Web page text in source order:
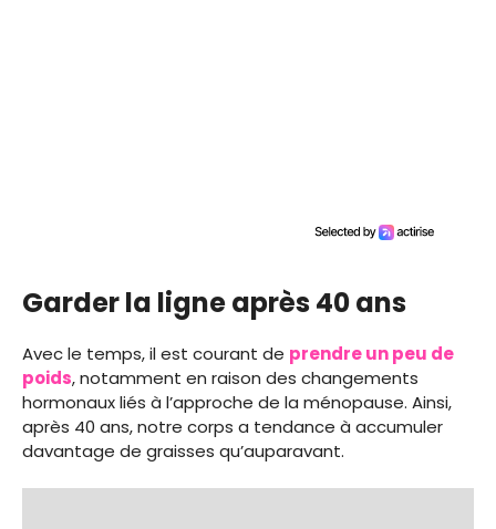
Garder la ligne après 40 ans
Avec le temps, il est courant de prendre un peu de
poids, notamment en raison des changements
hormonaux liés à l’approche de la ménopause. Ainsi,
après 40 ans, notre corps a tendance à accumuler
davantage de graisses qu’auparavant.